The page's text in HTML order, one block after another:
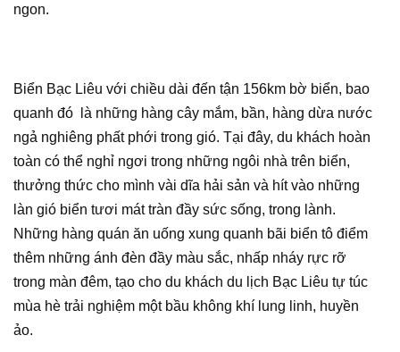
ngon.
Biển Bạc Liêu với chiều dài đến tận 156km bờ biển, bao
quanh đó là những hàng cây mắm, bần, hàng dừa nước
ngả nghiêng phất phới trong gió. Tại đây, du khách hoàn
toàn có thể nghỉ ngơi trong những ngôi nhà trên biển,
thưởng thức cho mình vài dĩa hải sản và hít vào những
làn gió biển tươi mát tràn đầy sức sống, trong lành.
Những hàng quán ăn uống xung quanh bãi biển tô điểm
thêm những ánh đèn đầy màu sắc, nhấp nháy rực rỡ
trong màn đêm, tạo cho du khách du lịch Bạc Liêu tự túc
mùa hè trải nghiệm một bầu không khí lung linh, huyền
ảo.